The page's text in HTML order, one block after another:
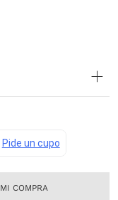
COMPRA